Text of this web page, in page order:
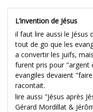
L’invention de Jésus
il faut lire aussi le Jésus
tout de go que les
a convertir les juifs,
furent pris pour "argent
evangiles devaient
racontait.
lire aussi "Jésus après
Gérard Mordillat &